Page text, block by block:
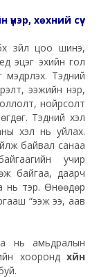
хөхний сүү
зүйл цоо шинэ,
эцэг эхийн гол
Тэдний
ээжийн үнэр,
нойрсолт
Тэдний хэл
хэл нь уйлах.
байвал санаа
учир
байгаа, даарч
нь тэр. Өнөөдөр
“ээж ээ, аав
нь амьдралын
хооронд хүйн